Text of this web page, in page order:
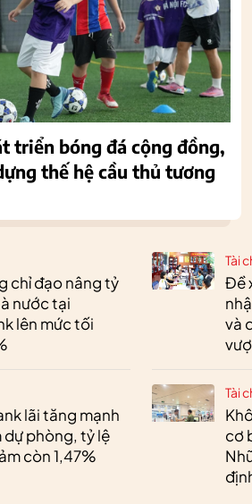
chỉ đạo nâng tỷ
nước tại
lên mức tối
lãi tăng mạnh
dự phòng, tỷ lệ
còn 1,47%
Tài
Đề
và
Tài
cơ
triển bóng đá cộng đồng,
thế hệ cầu thủ tương